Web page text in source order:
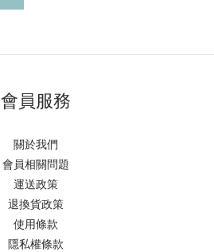
會員服務
關於我們
會員相關問題
運送政策
退換貨政策
使用條款
隱私權條款